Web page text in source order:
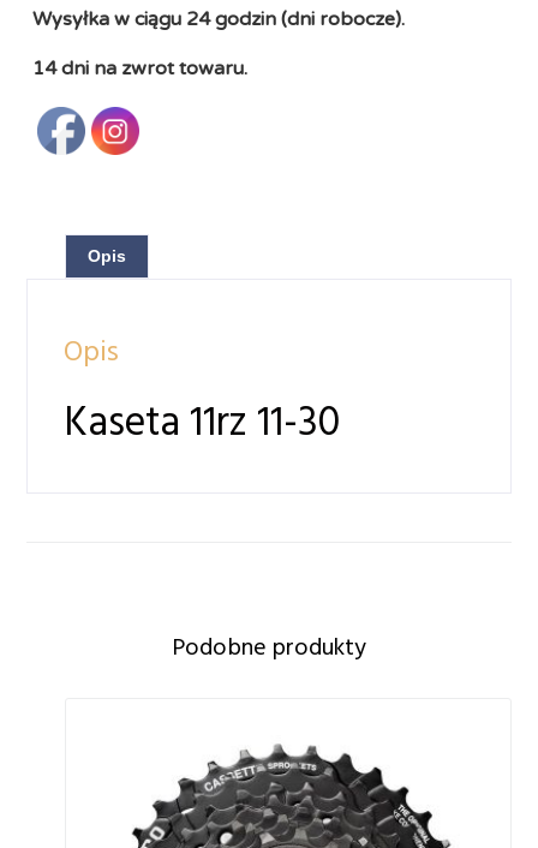
Wysyłka w ciągu 24 godzin (dni robocze).
14 dni na zwrot towaru.
Opis
Opis
Kaseta 11rz 11-30
Podobne produkty